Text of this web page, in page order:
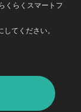
くらくスマートフ
てください。